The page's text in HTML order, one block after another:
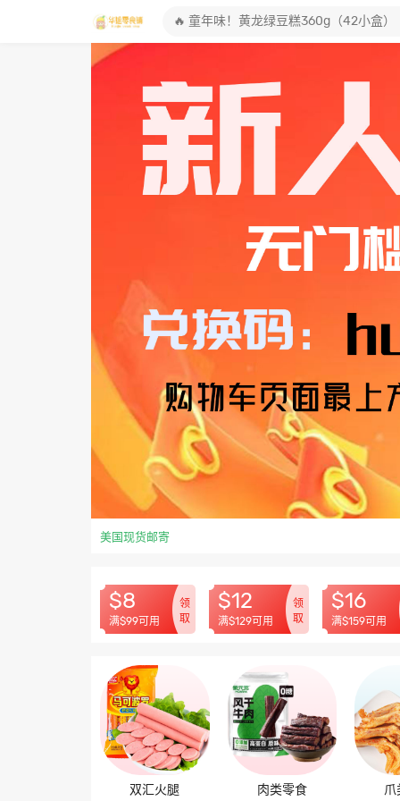
美国现货邮寄
$8
满$99可用
领
取
$12
满$129可用
领
取
$16
满$159可用
双汇火腿 肉类零食 爪